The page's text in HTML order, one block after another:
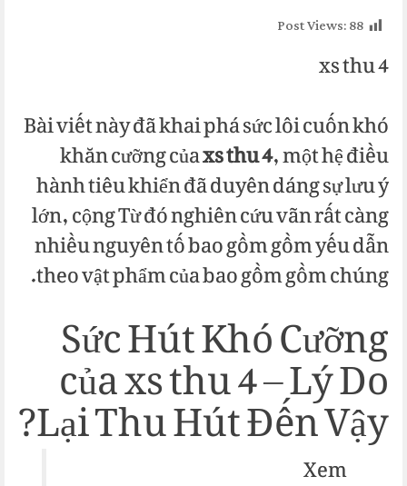
Post Views:88
xs thu 4
Bài viết này đã khai phá sức lôi cuốn khó
khăn cưỡng củaxs thu 4, một hệ điều
hành tiêu khiển đã duyên dáng sự lưu ý
lớn, cộng Từ đó nghiên cứu vãn rất càng
nhiều nguyên tố bao gồm gồm yếu dẫn
theo vật phẩm của bao gồm gồm chúng.
Sức Hút Khó Cưỡng
của xs thu 4 – Lý Do
Lại Thu Hút Đến Vậy?
Xem